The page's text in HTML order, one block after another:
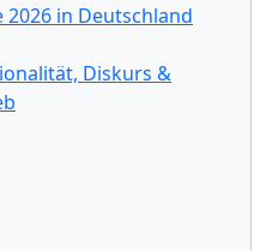
in Deutschland
Diskurs &